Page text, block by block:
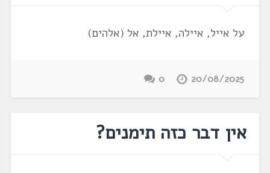
על אייל, איילה, איילת, אל (אלהים)
20/08/2025
0
אין דבר כזה תימנים?